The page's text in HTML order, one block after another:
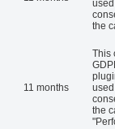
the
11 months
This
the